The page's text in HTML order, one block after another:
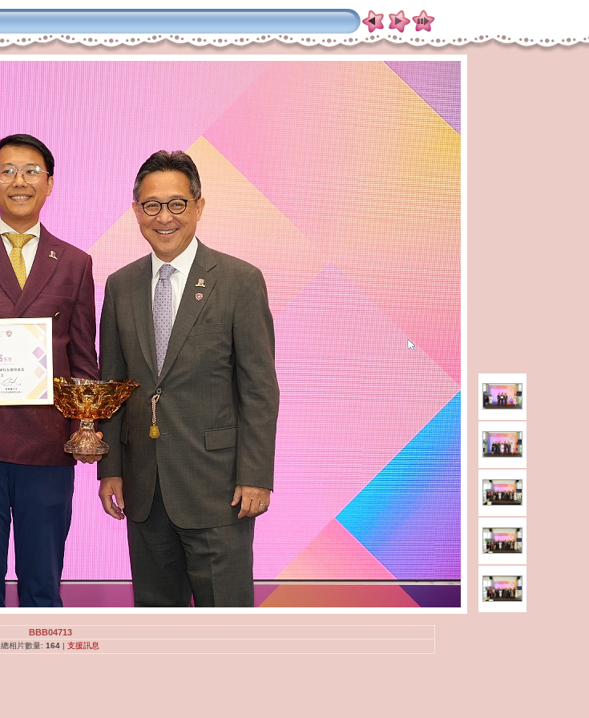
BBB04713
總相片數量:164 |支援訊息